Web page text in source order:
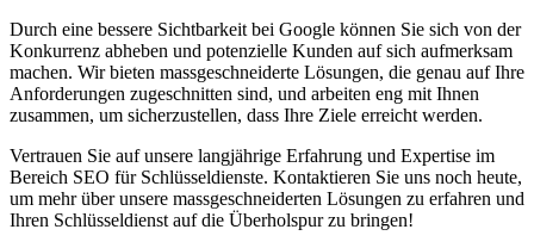
Durch eine bessere Sichtbarkeit bei Google können Sie sich von der
Konkurrenz abheben und potenzielle Kunden auf sich aufmerksam
machen. Wir bieten massgeschneiderte Lösungen, die genau auf Ihre
Anforderungen zugeschnitten sind, und arbeiten eng mit Ihnen
zusammen, um sicherzustellen, dass Ihre Ziele erreicht werden.
Vertrauen Sie auf unsere langjährige Erfahrung und Expertise im
Bereich SEO für Schlüsseldienste. Kontaktieren Sie uns noch heute,
um mehr über unsere massgeschneiderten Lösungen zu erfahren und
Ihren Schlüsseldienst auf die Überholspur zu bringen!